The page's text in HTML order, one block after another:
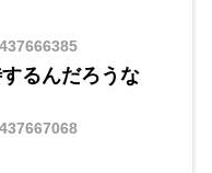
るんだろうな